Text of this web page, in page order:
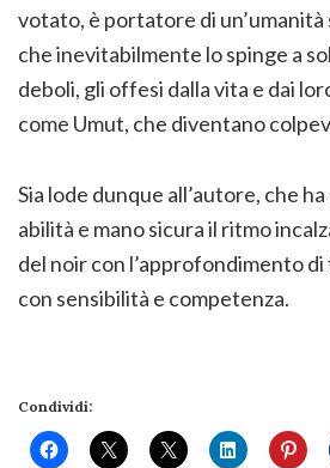
votato, è portatore di
che inevitabilmente lo spinge a
deboli, gli offesi dalla vita e dai
come Umut, che diventano
Sia lode dunque all’autore, che
abilità e mano sicura il ritmo
del noir con l’approfondimento
con sensibilità e competenza.
Condividi: